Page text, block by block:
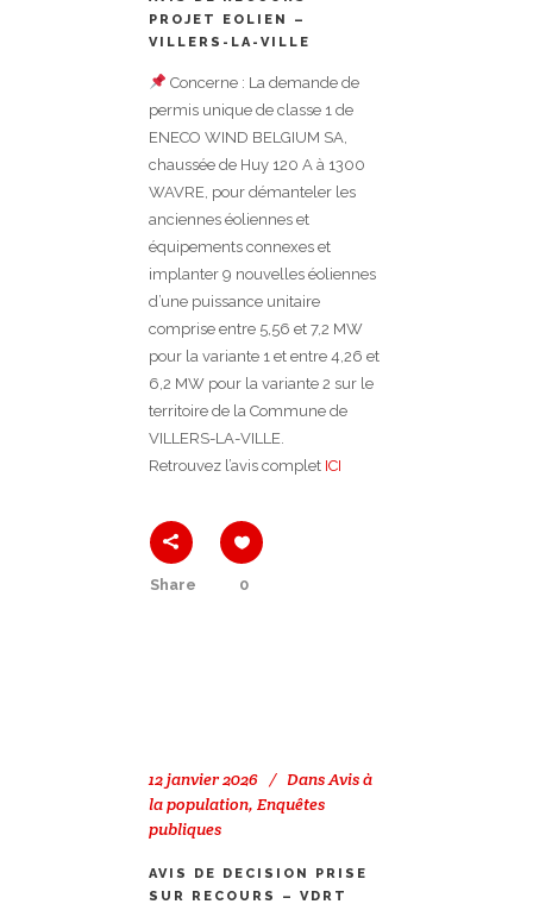
PROJET EOLIEN –
VILLERS-LA-VILLE
Concerne : La demande de
permis unique de classe 1 de
ENECO WIND BELGIUM SA,
chaussée de Huy 120 A à 1300
WAVRE, pour démanteler les
anciennes éoliennes et
équipements connexes et
implanter 9 nouvelles éoliennes
d’une puissance unitaire
comprise entre 5,56 et 7,2 MW
pour la variante 1 et entre 4,26 et
6,2 MW pour la variante 2 sur le
territoire de la Commune de
VILLERS-LA-VILLE.
Retrouvez l’avis complet ICI
Share 0
12 janvier 2026 DansAvis à
la population, Enquêtes
publiques
AVIS DE DECISION PRISE
SUR RECOURS – VDRT